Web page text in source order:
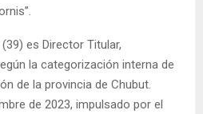
es Director Titular,
la categorización interna de
de la provincia de Chubut.
de 2023, impulsado por el